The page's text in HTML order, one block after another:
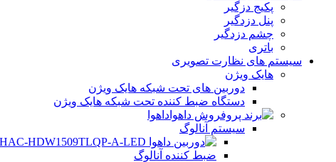
پکیج دزگیر
پنل دزدگیر
چشم دزدگیر
باتری
سیستم های نظارت تصویری
هایک ویژن
دوربین های تحت شبکه هایک ویژن
دستگاه ضبط کننده تحت شبکه هایک ویژن
داهوا
سیستم آنالوگ
ضبط کننده آنالوگ